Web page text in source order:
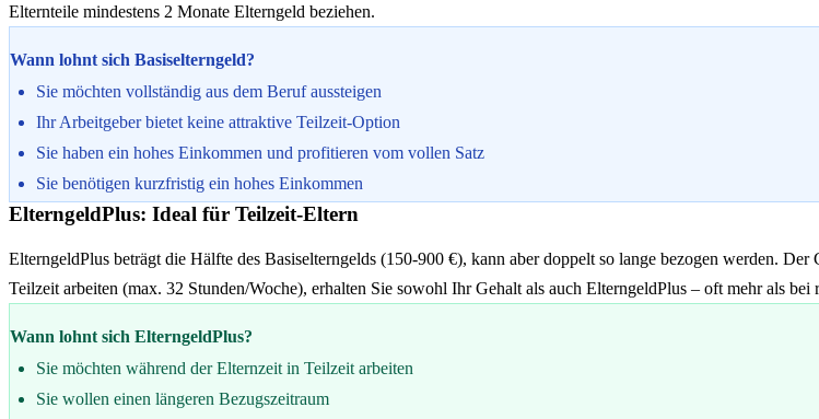
Elternteile mindestens 2 Monate Elterngeld beziehen.
Wann lohnt sich Basiselterngeld?
Sie möchten vollständig aus dem Beruf aussteigen
Ihr Arbeitgeber bietet keine attraktive Teilzeit-Option
Sie haben ein hohes Einkommen und profitieren vom vollen Satz
Sie benötigen kurzfristig ein hohes Einkommen
ElterngeldPlus: Ideal für Teilzeit-Eltern
ElterngeldPlus beträgt die Hälfte des Basiselterngelds (150-900 €), kann aber doppelt so lange bezogen werden. Der
Teilzeit arbeiten (max. 32 Stunden/Woche), erhalten Sie sowohl Ihr Gehalt als auch ElterngeldPlus – oft mehr als bei
Wann lohnt sich ElterngeldPlus?
Sie möchten während der Elternzeit in Teilzeit arbeiten
Sie wollen einen längeren Bezugszeitraum